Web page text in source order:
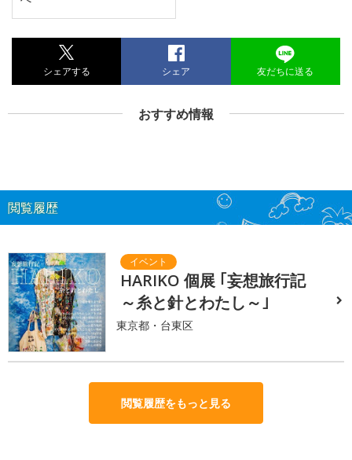
シェアする シェア 友だちに送る
おすすめ情報
閲覧履歴
HARIKO 個展 ｢妄想旅行記
～糸と針とわたし～｣
東京都・台東区
閲覧履歴をもっと見る